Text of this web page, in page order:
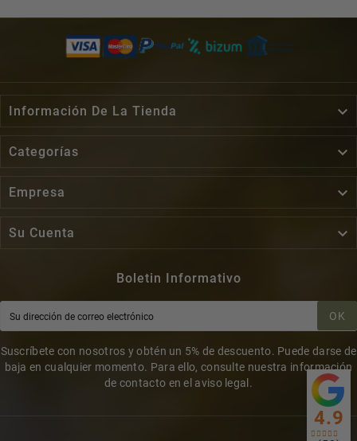
Información De La Tienda 
Categorías 
Empresa 
Su Cuenta 
Boletin Informativo
OK
Suscríbete con nosotros y obtén un 5% de descuento. Puede darse de
baja en cualquier momento. Para ello, consulte nuestra información
de contacto en el aviso legal.
4.9